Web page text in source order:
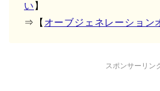
い 】
⇒【 オーブジェネレーション
スポンサーリン